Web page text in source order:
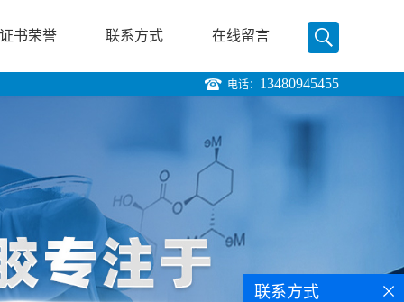
证书荣誉 联系方式 在线留言
电话： 13480945455
联系方式